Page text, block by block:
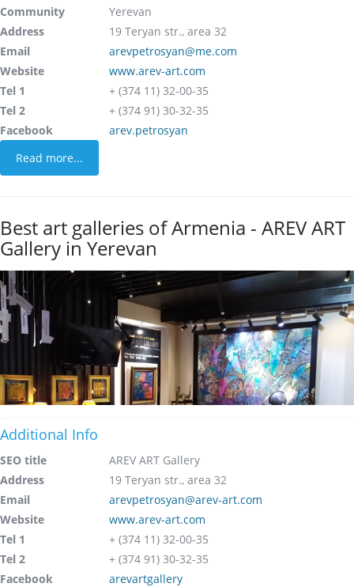
Community
Yerevan
Address
19 Teryan str., area 32
Email
arevpetrosyan@me.com
Website
www.arev-art.com
Tel 1
+ (374 11) 32-00-35
Tel 2
+ (374 91) 30-32-35
Facebook
arev.petrosyan
Read more...
Best art galleries of Armenia - AREV ART
Gallery in Yerevan
Additional Info
SEO title
AREV ART Gallery
Address
19 Teryan str., area 32
Email
arevpetrosyan@arev-art.com
Website
www.arev-art.com
Tel 1
+ (374 11) 32-00-35
Tel 2
+ (374 91) 30-32-35
Facebook
arevartgallery